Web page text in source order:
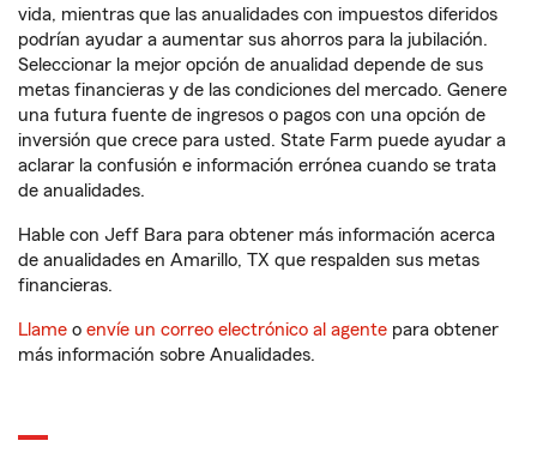
vida, mientras que las anualidades con impuestos diferidos
podrían ayudar a aumentar sus ahorros para la jubilación.
Seleccionar la mejor opción de anualidad depende de sus
metas financieras y de las condiciones del mercado. Genere
una futura fuente de ingresos o pagos con una opción de
inversión que crece para usted. State Farm puede ayudar a
aclarar la confusión e información errónea cuando se trata
de anualidades.
Hable con Jeff Bara para obtener más información acerca
de anualidades en Amarillo, TX que respalden sus metas
financieras.
Llame o envíe un correo electrónico al agente para obtener
más información sobre Anualidades.